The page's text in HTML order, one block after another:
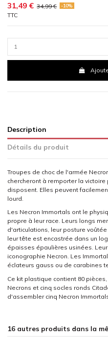
31,49 € 34,99 € -10%
TTC
Description
Détails du produit
Troupes de choc de l'armée
chercheront à remporter la
disposent. Elles peuvent
lourd.
Les Necron Immortals ont le
propre à leur race. Leurs longs
d'articulations, leur posture
leur tête est encastrée dans un
épaisses épaulières usinées.
iconographie Necron. Les
éclateurs gauss ou de carabines
Ce kit plastique contient 80
Necrons et cinq socles ronds
d'assembler cinq Necron
16 autres produits dans la